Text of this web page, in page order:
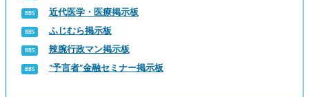
近代医学・医療掲示板
ふじむら掲示板
辣腕行政マン掲示板
“予言者”金融セミナー掲示板